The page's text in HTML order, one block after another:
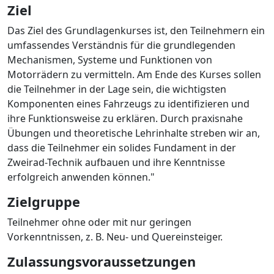
Ziel
Das Ziel des Grundlagenkurses ist, den Teilnehmern ein
umfassendes Verständnis für die grundlegenden
Mechanismen, Systeme und Funktionen von
Motorrädern zu vermitteln. Am Ende des Kurses sollen
die Teilnehmer in der Lage sein, die wichtigsten
Komponenten eines Fahrzeugs zu identifizieren und
ihre Funktionsweise zu erklären. Durch praxisnahe
Übungen und theoretische Lehrinhalte streben wir an,
dass die Teilnehmer ein solides Fundament in der
Zweirad-Technik aufbauen und ihre Kenntnisse
erfolgreich anwenden können."
Zielgruppe
Teilnehmer ohne oder mit nur geringen
Vorkenntnissen, z. B. Neu- und Quereinsteiger.
Zulassungsvoraussetzungen